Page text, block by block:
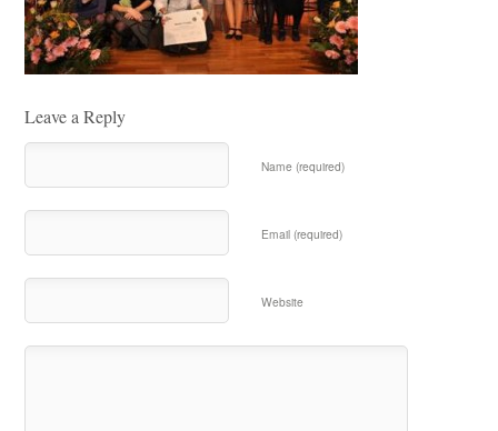
Leave a Reply
Name (required)
Email (required)
Website